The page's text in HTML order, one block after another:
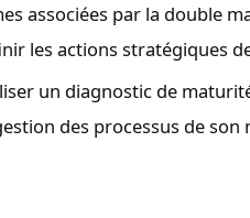
associées par la double
les actions stratégiques
un diagnostic de
des processus de son